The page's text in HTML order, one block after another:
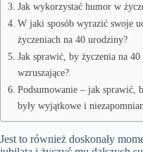
Jak wykorzystać humor w
W jaki sposób wyrazić swoje
życzeniach na 40 urodziny?
Jak sprawić, by życzenia na
wzruszające?
Podsumowanie – jak sprawić,
były wyjątkowe i
Jest to również doskonały